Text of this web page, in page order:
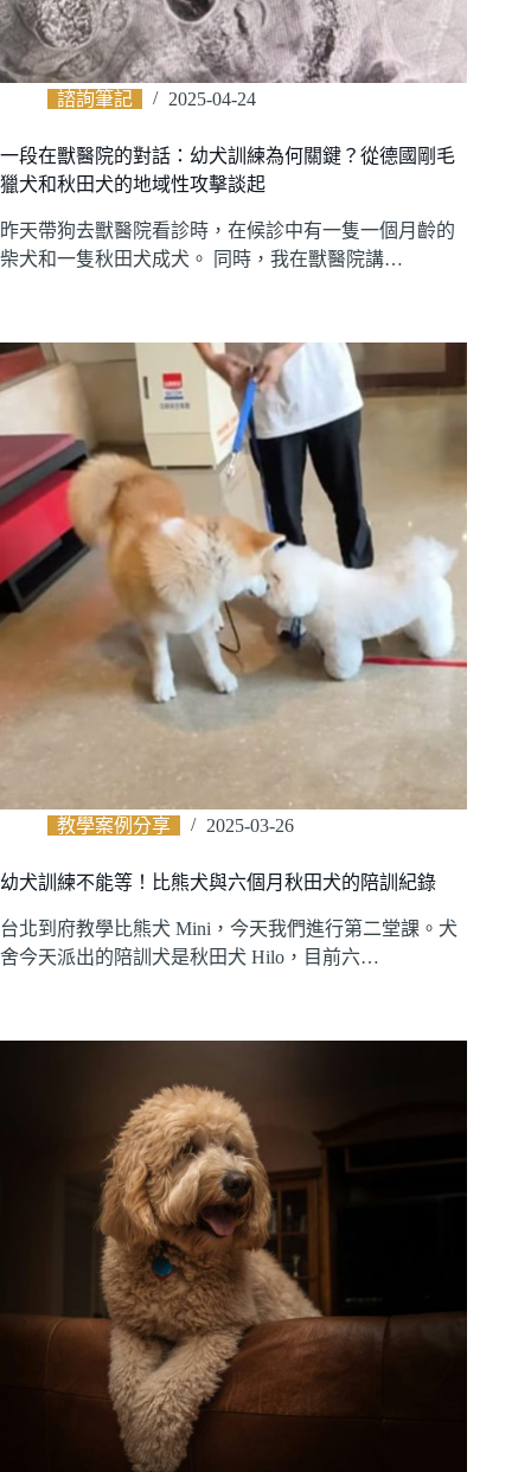
諮詢筆記 2025-04-24
一段在獸醫院的對話：幼犬訓練為何關鍵？從德國剛毛
獵犬和秋田犬的地域性攻擊談起
昨天帶狗去獸醫院看診時，在候診中有一隻一個月齡的
柴犬和一隻秋田犬成犬。 同時，我在獸醫院講…
教學案例分享 2025-03-26
幼犬訓練不能等！比熊犬與六個月秋田犬的陪訓紀錄
台北到府教學比熊犬 Mini，今天我們進行第二堂課。犬
舍今天派出的陪訓犬是秋田犬 Hilo，目前六…